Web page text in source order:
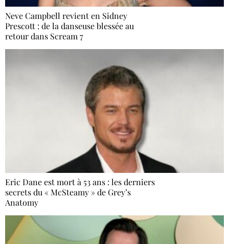
Neve Campbell revient en Sidney
Prescott : de la danseuse blessée au
retour dans Scream 7
Eric Dane est mort à 53 ans : les derniers
secrets du « McSteamy » de Grey’s
Anatomy